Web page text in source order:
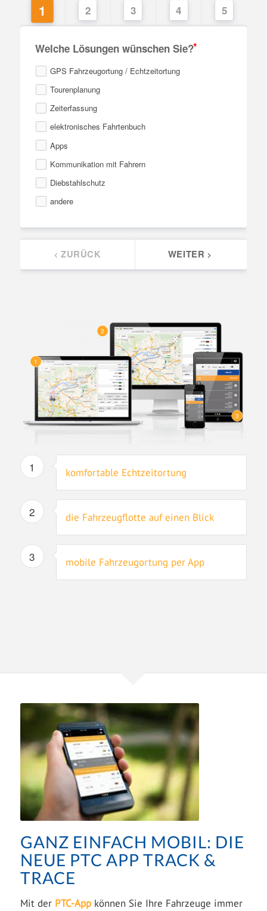
1 2 3 4 5
Welche Lösungen wünschen Sie?
GPS Fahrzeugortung / Echtzeitortung
Tourenplanung
Zeiterfassung
elektronisches Fahrtenbuch
Apps
Kommunikation mit Fahrern
Diebstahlschutz
andere
keyboard_arrow_leftZURÜCK WEITER keyboard_arrow_right
1
2
3
1 komfortable Echtzeitortung
2 die Fahrzeugflotte auf einen Blick
3 mobile Fahrzeugortung per App
GANZ EINFACH MOBIL: DIE
NEUE PTC APP TRACK &
TRACE
Mit der PTC-Appkönnen Sie Ihre Fahrzeuge immer